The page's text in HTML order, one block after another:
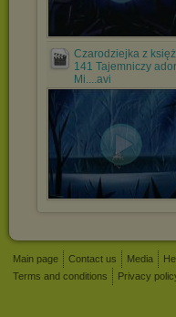
Czarodziejka z
141 Tajemniczy
Mi....avi
Main page Contact us Media
Terms and conditions
Privacy